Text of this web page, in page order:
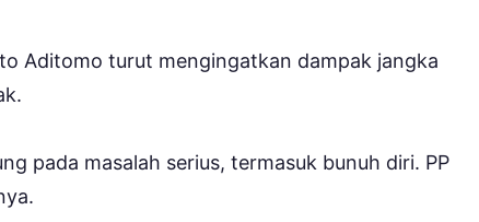
Aditomo turut mengingatkan dampak jangka
pada masalah serius, termasuk bunuh diri. PP